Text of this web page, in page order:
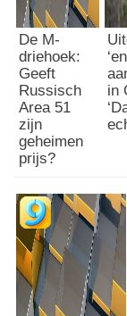
z
n
e
a
t
k
t
De M-
driehoek:
Geeft
Russisch
Area 51
zijn
geheimen
prijs?
in